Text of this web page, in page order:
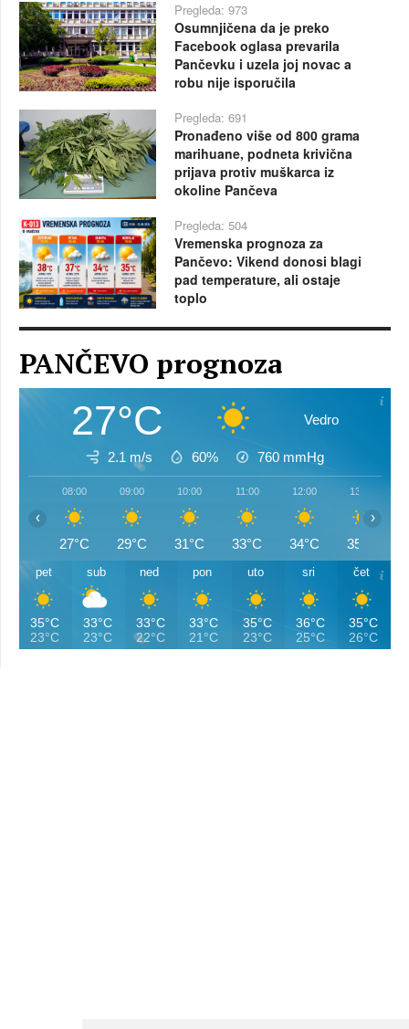
Pregleda: 973
Osumnjičena da je preko
Facebook oglasa prevarila
Pančevku i uzela joj novac a
robu nije isporučila
Pregleda: 691
Pronađeno više od 800 grama
marihuane, podneta krivična
prijava protiv muškarca iz
okoline Pančeva
Pregleda: 504
Vremenska prognoza za
Pančevo: Vikend donosi blagi
pad temperature, ali ostaje
toplo
PANČEVO prognoza
27°C Vedro
2.1 m/s 60% 760 mmHg
08:00
27°C
09:00
29°C
10:00
31°C
11:00
33°C
12:00
34°C
13:00
35°C
‹ ›
pet
35°C
23°C
sub
33°C
23°C
ned
33°C
22°C
pon
33°C
21°C
uto
35°C
23°C
sri
36°C
25°C
čet
35°C
26°C